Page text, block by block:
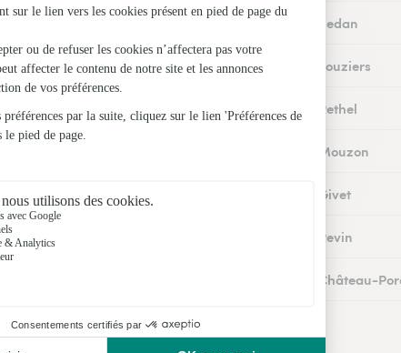
Fleuristes à Sedan
Fleuristes à Vouziers
Fleuristes à Rethel
Fleuristes à Mouzon
Fleuristes à Givet
Fleuristes à Revin
Fleuristes à Château-
Nos fleuristes à Carignan